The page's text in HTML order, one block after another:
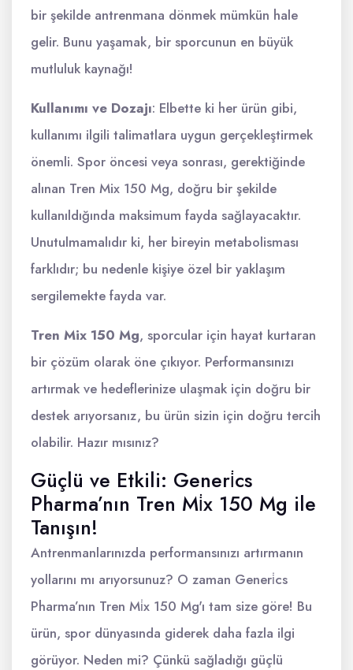
bir şekilde antrenmana dönmek mümkün hale
gelir. Bunu yaşamak, bir sporcunun en büyük
mutluluk kaynağı!
Kullanımı ve Dozajı: Elbette ki her ürün gibi,
kullanımı ilgili talimatlara uygun gerçekleştirmek
önemli. Spor öncesi veya sonrası, gerektiğinde
alınan Tren Mix 150 Mg, doğru bir şekilde
kullanıldığında maksimum fayda sağlayacaktır.
Unutulmamalıdır ki, her bireyin metabolisması
farklıdır; bu nedenle kişiye özel bir yaklaşım
sergilemekte fayda var.
Tren Mix 150 Mg, sporcular için hayat kurtaran
bir çözüm olarak öne çıkıyor. Performansınızı
artırmak ve hedeflerinize ulaşmak için doğru bir
destek arıyorsanız, bu ürün sizin için doğru tercih
olabilir. Hazır mısınız?
Güçlü ve Etkili: Generi̇cs
Pharma’nın Tren Mi̇x 150 Mg ile
Tanışın!
Antrenmanlarınızda performansınızı artırmanın
yollarını mı arıyorsunuz? O zaman Generi̇cs
Pharma’nın Tren Mi̇x 150 Mg'ı tam size göre! Bu
ürün, spor dünyasında giderek daha fazla ilgi
görüyor. Neden mi? Çünkü sağladığı güçlü